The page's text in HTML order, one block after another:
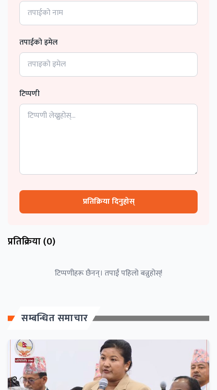
तपाईको इमेल
टिप्पणी
प्रतिक्रिया दिनुहोस्
प्रतिक्रिया (0)
टिप्पणीहरू छैनन्। तपाईं पहिलो बन्नुहोस्!
सम्बन्धित समाचार